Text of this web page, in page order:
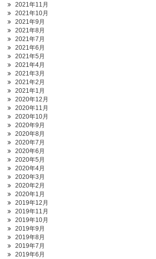
2021年11月
2021年10月
2021年9月
2021年8月
2021年7月
2021年6月
2021年5月
2021年4月
2021年3月
2021年2月
2021年1月
2020年12月
2020年11月
2020年10月
2020年9月
2020年8月
2020年7月
2020年6月
2020年5月
2020年4月
2020年3月
2020年2月
2020年1月
2019年12月
2019年11月
2019年10月
2019年9月
2019年8月
2019年7月
2019年6月